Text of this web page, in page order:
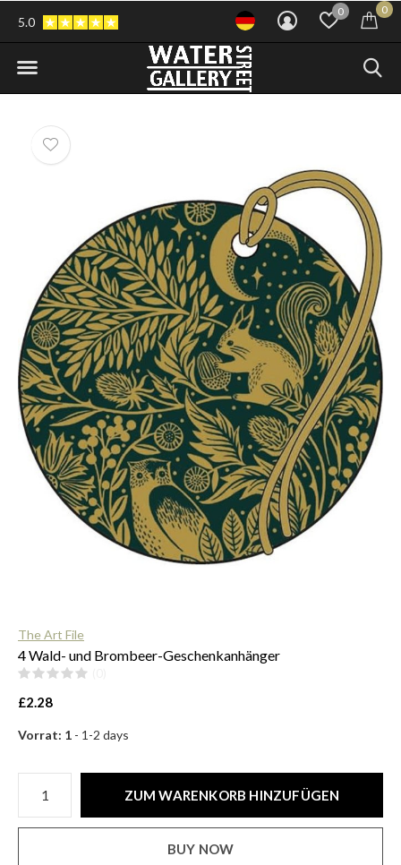
0 0
5.0
The Art File
4 Wald- und Brombeer-Geschenkanhänger
£2.28
Vorrat: 1 - 1-2 days
ZUM WARENKORB HINZUFÜGEN
BUY NOW